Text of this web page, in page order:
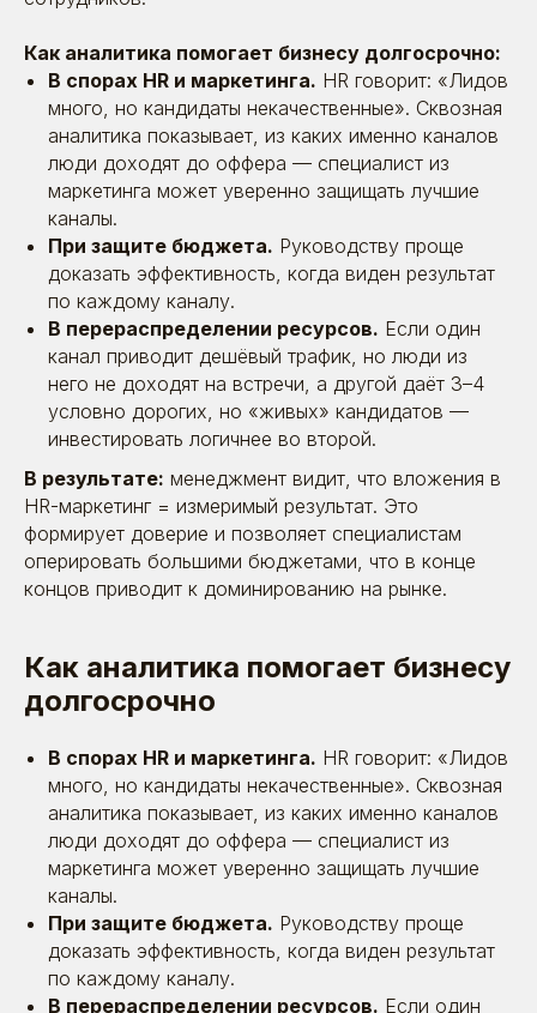
Как аналитика помогает бизнесу долгосрочно:
В спорах HR и маркетинга. HR говорит: «Лидов
много, но кандидаты некачественные». Сквозная
аналитика показывает, из каких именно каналов
люди доходят до оффера — специалист из
маркетинга может уверенно защищать лучшие
каналы.
При защите бюджета. Руководству проще
доказать эффективность, когда виден результат
по каждому каналу.
В перераспределении ресурсов. Если один
канал приводит дешёвый трафик, но люди из
него не доходят на встречи, а другой даёт 3–4
условно дорогих, но «живых» кандидатов —
инвестировать логичнее во второй.
В результате: менеджмент видит, что вложения в
HR-маркетинг = измеримый результат. Это
формирует доверие и позволяет специалистам
оперировать большими бюджетами, что в конце
концов приводит к доминированию на рынке.
Как аналитика помогает бизнесу
долгосрочно
В спорах HR и маркетинга. HR говорит: «Лидов
много, но кандидаты некачественные». Сквозная
аналитика показывает, из каких именно каналов
люди доходят до оффера — специалист из
маркетинга может уверенно защищать лучшие
каналы.
При защите бюджета. Руководству проще
доказать эффективность, когда виден результат
по каждому каналу.
В перераспределении ресурсов. Если один